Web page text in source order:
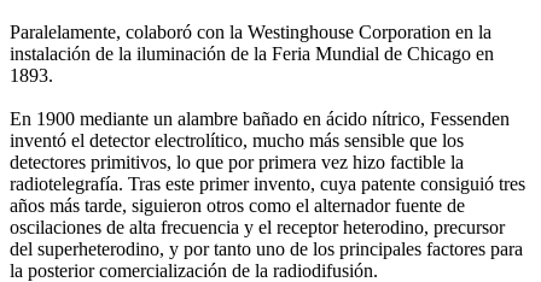
Paralelamente, colaboró con la Westinghouse Corporation en la
instalación de la iluminación de la Feria Mundial de Chicago en
1893.
En 1900 mediante un alambre bañado en ácido nítrico, Fessenden
inventó el detector electrolítico, mucho más sensible que los
detectores primitivos, lo que por primera vez hizo factible la
radiotelegrafía. Tras este primer invento, cuya patente consiguió tres
años más tarde, siguieron otros como el alternador fuente de
oscilaciones de alta frecuencia y el receptor heterodino, precursor
del superheterodino, y por tanto uno de los principales factores para
la posterior comercialización de la radiodifusión.